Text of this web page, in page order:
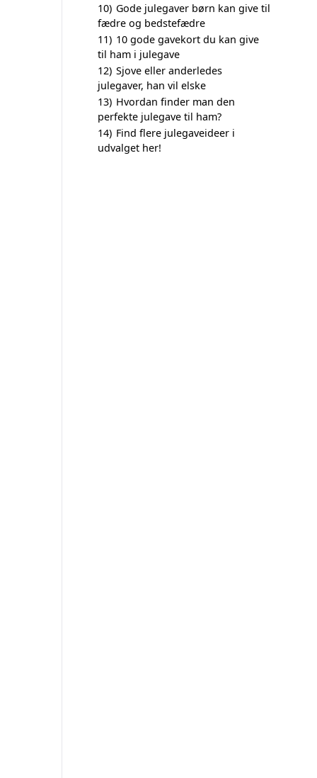
10) Gode julegaver børn kan give til
fædre og bedstefædre
11) 10 gode gavekort du kan give
til ham i julegave
12) Sjove eller anderledes
julegaver, han vil elske
13) Hvordan finder man den
perfekte julegave til ham?
14) Find flere julegaveideer i
udvalget her!